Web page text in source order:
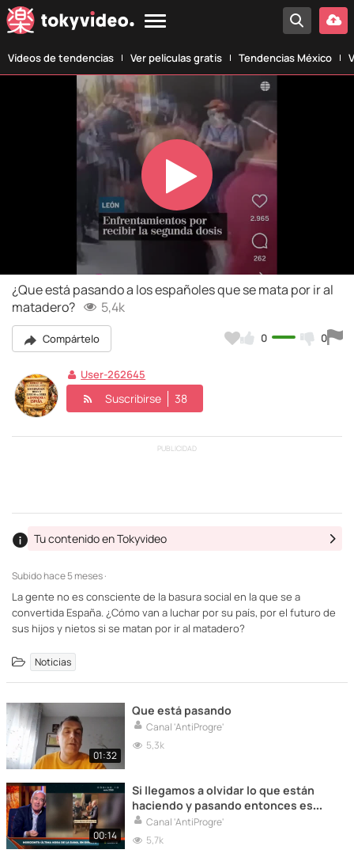
Vídeos de tendencias Ver películas gratis Tendencias México
Play
Video
¿Que está pasando a los españoles que se mata por ir al
matadero?
5,4k
Compártelo 0 0
User-262645
Suscribirse 38
PUBLICIDAD
Subidohace 5 meses ·
Tu contenido en Tokyvideo
La gente no es consciente de la basura social en la que se a
convertida España. ¿Cómo van a luchar por su país, por el futuro de
sus hijos y nietos si se matan por ir al matadero?
Noticias
01:32
Que está pasando
Canal 'AntiProgre'
5,3k
00:14
Si llegamos a olvidar lo que están
haciendo y pasando entonces es
poco lo que no esta pasando
Canal 'AntiProgre'
5,7k